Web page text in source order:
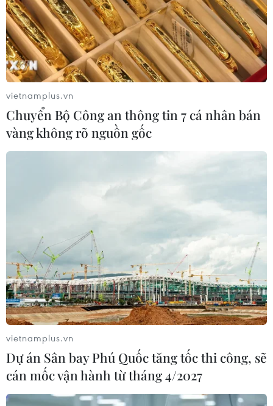
vietnamplus.vn
Chuyển Bộ Công an thông tin 7 cá nhân bán
vàng không rõ nguồn gốc
vietnamplus.vn
Dự án Sân bay Phú Quốc tăng tốc thi công, sẽ
cán mốc vận hành từ tháng 4/2027